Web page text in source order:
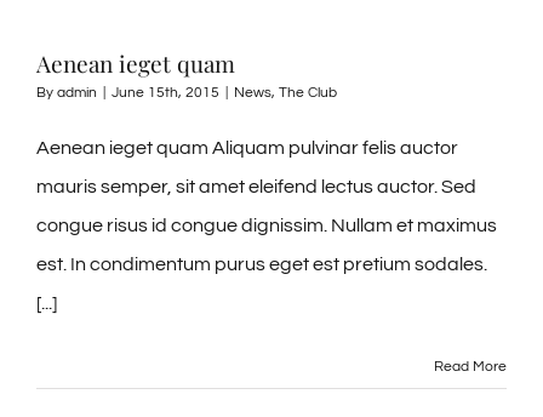
Aenean ieget quam
By admin June 15th, 2015 News, The Club
Aenean ieget quam Aliquam pulvinar felis auctor
mauris semper, sit amet eleifend lectus auctor. Sed
congue risus id congue dignissim. Nullam et maximus
est. In condimentum purus eget est pretium sodales.
[...]
Read More